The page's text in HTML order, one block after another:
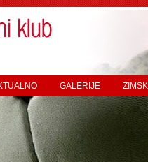
GALERIJE